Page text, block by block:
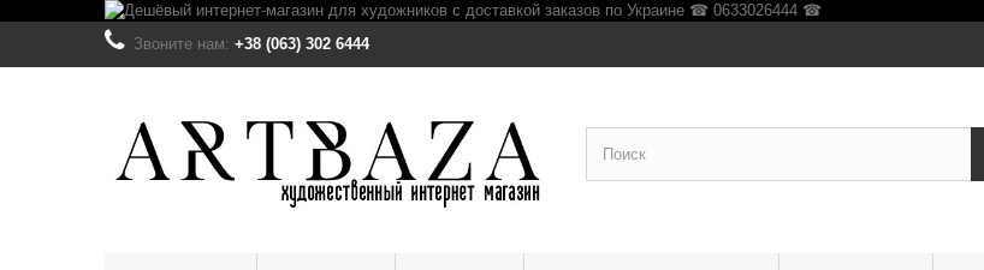
Звоните нам: +38 (063) 302 6444